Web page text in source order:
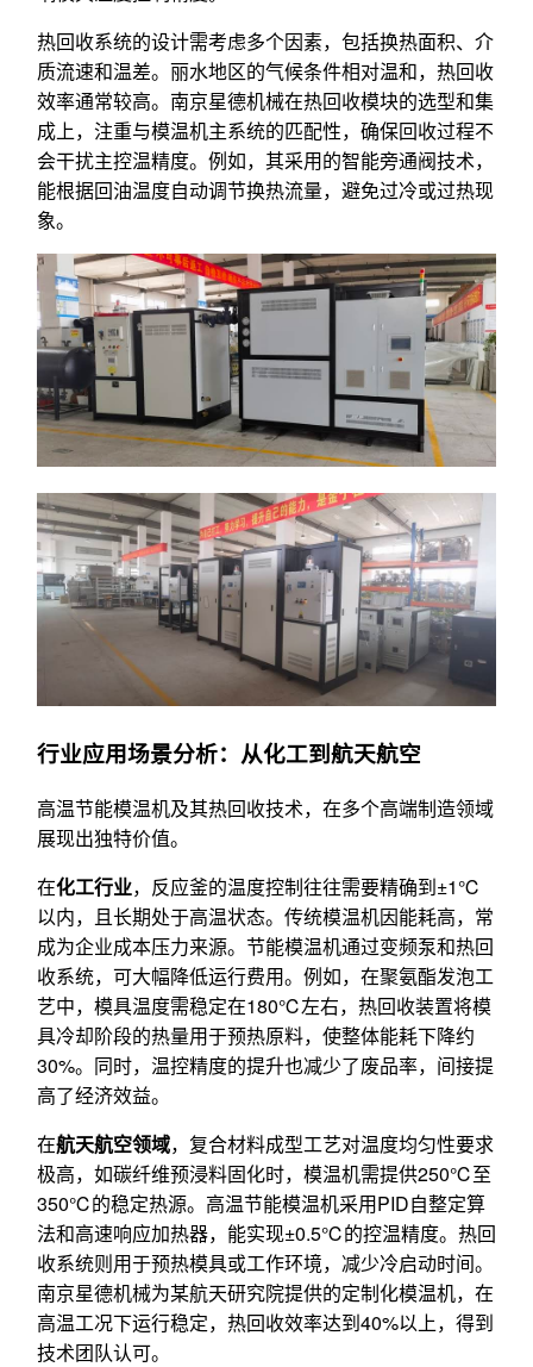
热回收系统的设计需考虑多个因素，包括换热面积、介
质流速和温差。丽水地区的气候条件相对温和，热回收
效率通常较高。南京星德机械在热回收模块的选型和集
成上，注重与模温机主系统的匹配性，确保回收过程不
会干扰主控温精度。例如，其采用的智能旁通阀技术，
能根据回油温度自动调节换热流量，避免过冷或过热现
象。
行业应用场景分析：从化工到航天航空
高温节能模温机及其热回收技术，在多个高端制造领域
展现出独特价值。
在化工行业，反应釜的温度控制往往需要精确到±1℃
以内，且长期处于高温状态。传统模温机因能耗高，常
成为企业成本压力来源。节能模温机通过变频泵和热回
收系统，可大幅降低运行费用。例如，在聚氨酯发泡工
艺中，模具温度需稳定在180℃左右，热回收装置将模
具冷却阶段的热量用于预热原料，使整体能耗下降约
30%。同时，温控精度的提升也减少了废品率，间接提
高了经济效益。
在航天航空领域，复合材料成型工艺对温度均匀性要求
极高，如碳纤维预浸料固化时，模温机需提供250℃至
350℃的稳定热源。高温节能模温机采用PID自整定算
法和高速响应加热器，能实现±0.5℃的控温精度。热回
收系统则用于预热模具或工作环境，减少冷启动时间。
南京星德机械为某航天研究院提供的定制化模温机，在
高温工况下运行稳定，热回收效率达到40%以上，得到
技术团队认可。